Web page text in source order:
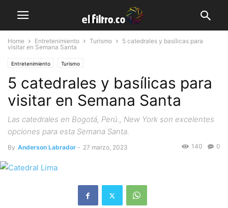
Home Entretenimiento Turismo
5 catedrales y basílicas para
visitar en Semana Santa
Entretenimiento Turismo
5 catedrales y basílicas para
visitar en Semana Santa
Las catedrales en Bogotá, Perú., New York son excelentes
opciones para esta Semana Santa.
By Anderson Labrador - 27 marzo, 2023 0
140